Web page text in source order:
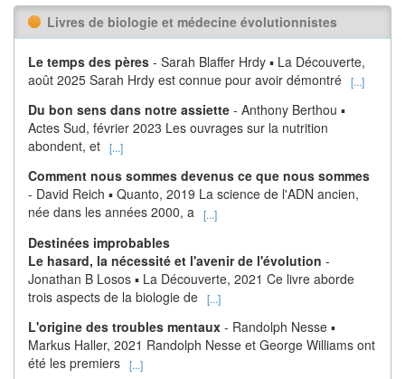
Livres de biologie et médecine évolutionnistes
Le temps des pères - Sarah Blaffer Hrdy ▪ La Découverte,
août 2025 Sarah Hrdy est connue pour avoir démontré [...]
Du bon sens dans notre assiette - Anthony Berthou ▪
Actes Sud, février 2023 Les ouvrages sur la nutrition
abondent, et [...]
Comment nous sommes devenus ce que nous sommes
- David Reich ▪ Quanto, 2019 La science de l'ADN ancien,
née dans les années 2000, a [...]
Destinées improbables
Le hasard, la nécessité et l'avenir de l'évolution -
Jonathan B Losos ▪ La Découverte, 2021 Ce livre aborde
trois aspects de la biologie de [...]
L'origine des troubles mentaux - Randolph Nesse ▪
Markus Haller, 2021 Randolph Nesse et George Williams ont
été les premiers [...]